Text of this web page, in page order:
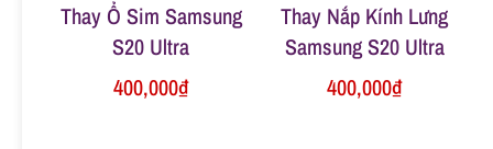
Thay Ổ Sim Samsung
S20 Ultra
400,000₫
Thay Nắp Kính Lưng
Samsung S20 Ultra
400,000₫